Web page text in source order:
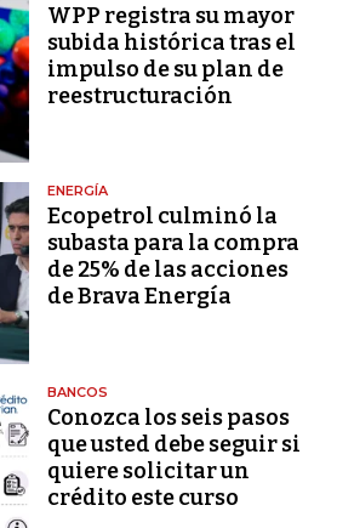
WPP registra su mayor
subida histórica tras el
impulso de su plan de
reestructuración
ENERGÍA
Ecopetrol culminó la
subasta para la compra
de 25% de las acciones
de Brava Energía
BANCOS
Conozca los seis pasos
que usted debe seguir si
quiere solicitar un
crédito este curso